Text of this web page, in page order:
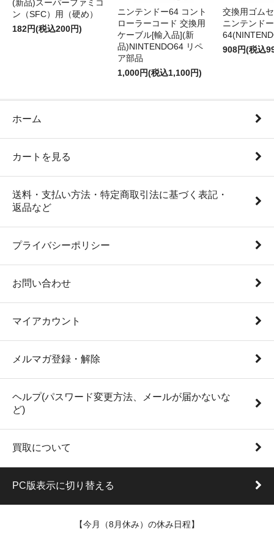
(新品)スーパーファミコ
ン（SFC）用（硬め）
182円(税込200円)
ニンテンドー64 コント
ローラーコード 交換用
ケーブル[輸入品](新
品)NINTENDO64 リペ
ア部品
1,000円(税込1,100円)
交換用ゴム
ニンテンドー
908円(税込
ホーム
カートを見る
送料・支払い方法・特定商取引法に基づく表記・
返品など
プライバシーポリシー
お問い合わせ
マイアカウント
メルマガ登録・解除
ヘルプ(パスワード変更方法、メールが届かないな
ど)
買取について
PC版表示に切り替える
【今月（8月休み）の休み日程】